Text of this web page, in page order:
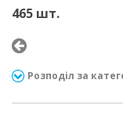
465 шт.
Розподіл за